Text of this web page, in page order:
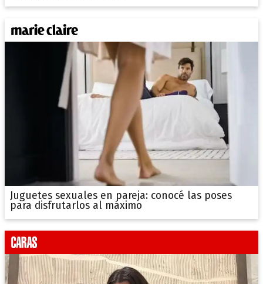
Juguetes sexuales en pareja: conocé las poses
para disfrutarlos al máximo